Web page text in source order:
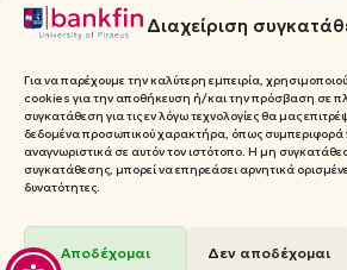
Διαχείριση
Για να παρέχουμε την καλύτερη εμπειρία,
cookies για την αποθήκευση ή/και την πρόσβαση σε
συγκατάθεση για τις εν λόγω τεχνολογίες θα μας
δεδομένα προσωπικού χαρακτήρα, όπως συμπεριφορά
αναγνωριστικά σε αυτόν τον ιστότοπο. Η μη
συγκατάθεσης, μπορεί να επηρεάσει αρνητικά
δυνατότητες.
Αποδέχομαι Δεν αποδέχομαι
Δημητρίου 80,
18534,
Πειραιάς
© 2026 Πανεπιστήμιο Πειραιώς,
Τραπεζικής Διοικητικής